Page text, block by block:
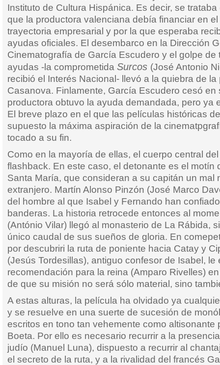
Instituto de Cultura Hispánica. Es decir, se
que la productora valenciana debía financiar en
trayectoria empresarial y por la que esperaba
ayudas oficiales. El desembarco en la Dirección
Cinematografía de García Escudero y el golpe de
ayudas -la comprometida Surcos (José Antonio
recibió el Interés Nacional- llevó a la quiebra de
Casanova. Finlamente, García Escudero cesó en
productora obtuvo la ayuda demandada, pero ya
El breve plazo en el que las películas históricas
supuesto la máxima aspiración de la
tocado a su fin.
Como en la mayoría de ellas, el cuerpo central
flashback. En este caso, el detonante es el motín
Santa María, que consideran a su capitán un mal
extranjero. Martín Alonso Pinzón (José Marco
del hombre al que Isabel y Fernando han
banderas. La historia retrocede entonces al
(António Vilar) llegó al monasterio de La Rábida,
único caudal de sus sueños de gloria. En
por descubriri la ruta de poniente hacia Catay y
(Jesús Tordesillas), antiguo confesor de Isabel, le
recomendación para la reina (Amparo Rivelles)
de que su misión no será sólo material, sino
A estas alturas, la película ha olvidado ya
y se resuelve en una suerte de sucesión de
escritos en tono tan vehemente como altisonante
Boeta. Por ello es necesario recurrir a la
judío (Manuel Luna), dispuesto a recurrir al
el secreto de la ruta, y a la rivalidad del francés